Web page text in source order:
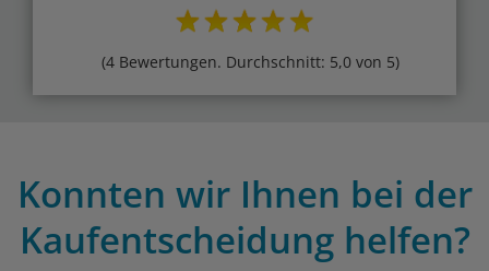
(4 Bewertungen. Durchschnitt: 5,0 von 5)
Konnten wir Ihnen bei der
Kaufentscheidung helfen?